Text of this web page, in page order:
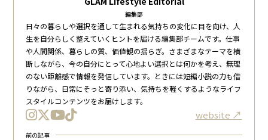
編集部
日々の暮らしや選択を通して生まれる気持ちの変化に目を向け、人
生を自分らしく整えていくヒントを届ける編集部チームです。仕事
や人間関係、暮らしの質、価値観の揺らぎ。さまざまなテーマを横
断しながら、今の自分にとって心地よい選択とは何かを考え、無理
のない距離感で情報を発信しています。ときには短編小説の力も借
りながら、日常にそっと寄り添い、気持ちを軽くするようなライフ
スタイルコンテンツをお届けします。
website
前の記事